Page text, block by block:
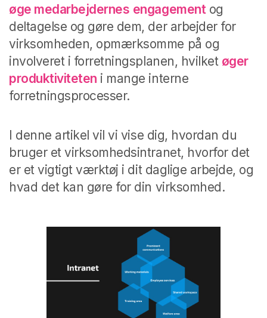
øge medarbejdernes engagement og
deltagelse og gøre dem, der arbejder for
virksomheden, opmærksomme på og
involveret i forretningsplanen, hvilket øger
produktiviteten i mange interne
forretningsprocesser.
I denne artikel vil vi vise dig, hvordan du
bruger et virksomhedsintranet, hvorfor det
er et vigtigt værktøj i dit daglige arbejde, og
hvad det kan gøre for din virksomhed.